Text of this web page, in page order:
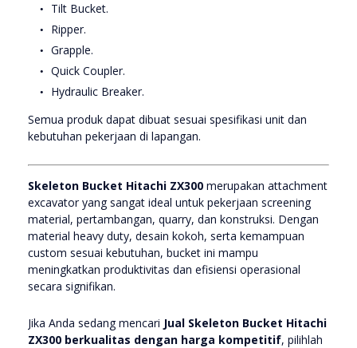
Tilt Bucket.
Ripper.
Grapple.
Quick Coupler.
Hydraulic Breaker.
Semua produk dapat dibuat sesuai spesifikasi unit dan
kebutuhan pekerjaan di lapangan.
Skeleton Bucket Hitachi ZX300 merupakan attachment
excavator yang sangat ideal untuk pekerjaan screening
material, pertambangan, quarry, dan konstruksi. Dengan
material heavy duty, desain kokoh, serta kemampuan
custom sesuai kebutuhan, bucket ini mampu
meningkatkan produktivitas dan efisiensi operasional
secara signifikan.
Jika Anda sedang mencari Jual Skeleton Bucket Hitachi
ZX300 berkualitas dengan harga kompetitif, pilihlah